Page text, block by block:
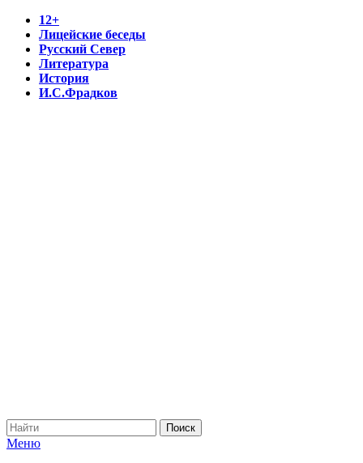
12+
Лицейские беседы
Русский Север
Литература
История
И.С.Фрадков
Меню